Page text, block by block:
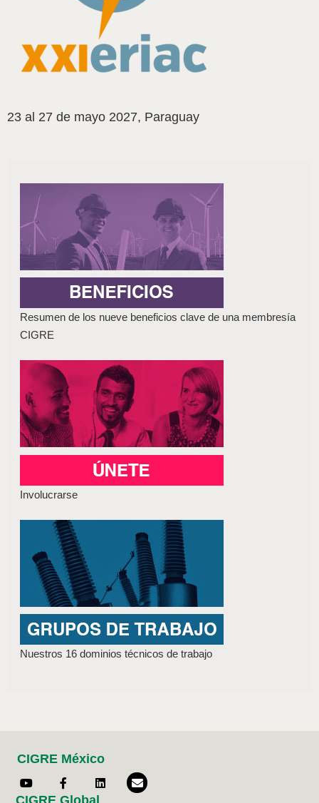
23 al 27 de mayo 2027, Paraguay
Resumen de los nueve beneficios clave de una membresía
CIGRE
Involucrarse
Nuestros 16 dominios técnicos de trabajo
CIGRE México
CIGRE Global